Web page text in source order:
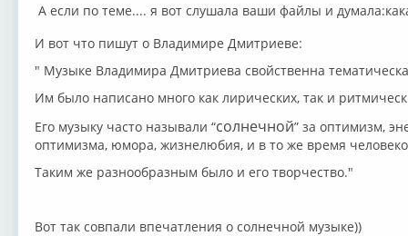
А если по теме.... я вот слушала ваши файлы и
И вот что пишут о Владимире Дмитриеве:
⁣" ⁣Музыке Владимира Дмитриева свойственна
Им было написано много как лирических, так и
Его музыку часто называли “солнечной” за оптимизм,
оптимизма, юмора, жизнелюбия, и в то же время
Таким же разнообразным было и его творчество."
Вот так совпали впечатления о солнечной музыке))